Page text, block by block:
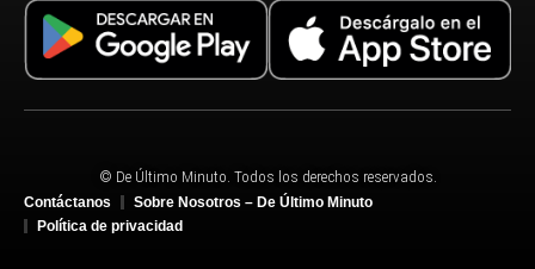
© De Último Minuto. Todos los derechos reservados.
Contáctanos
Sobre Nosotros – De Último Minuto
Política de privacidad